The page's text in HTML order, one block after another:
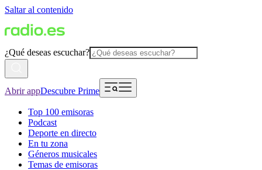
Saltar al contenido
¿Qué deseas escuchar?
Abrir appDescubre Prime
Top 100 emisoras
Podcast
Deporte en directo
En tu zona
Géneros musicales
Temas de emisoras